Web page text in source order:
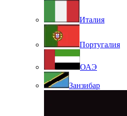
Италия
Португалия
ОАЭ
Занзибар